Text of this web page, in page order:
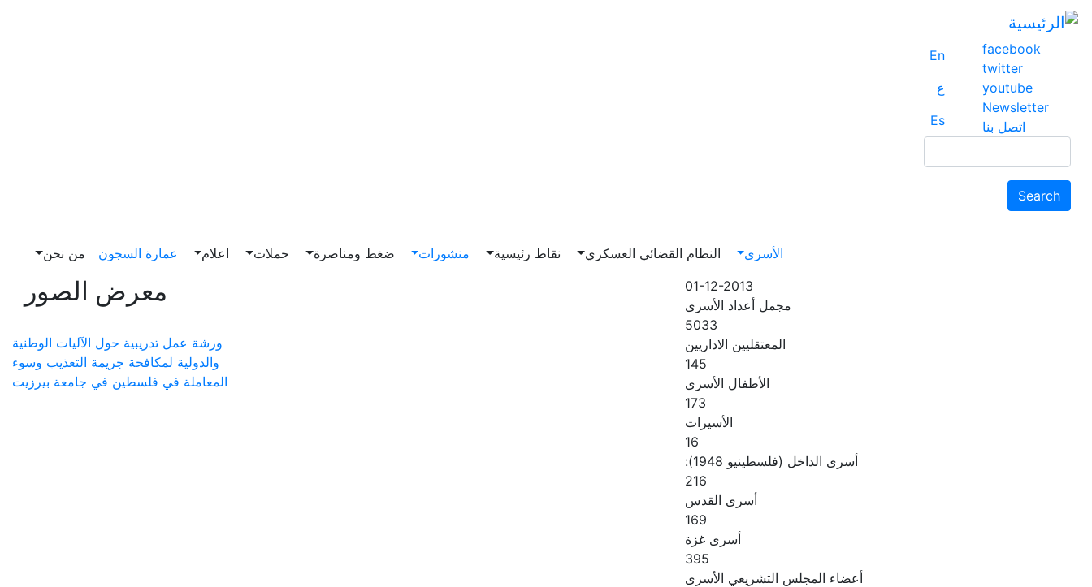
facebook
twitter
youtube
Newsletter
اتصل بنا
En
ع
Es
Search
Main navigation
الأسرى النظام القضائي العسكري نقاط رئيسية منشورات ضغط ومناصرة حملات اعلام عمارة السجون
من نحن
01-12-2013
مجمل أعداد الأسرى
5033
المعتقليين الاداريين
145
الأطفال الأسرى
173
الأسيرات
16
أسرى الداخل (فلسطينيو 1948):
216
أسرى القدس
169
أسرى غزة
395
أعضاء المجلس التشريعي الأسرى
معرض الصور
ورشة عمل تدريبية حول الآليات الوطنية
والدولية لمكافحة جريمة التعذيب وسوء
المعاملة في فلسطين في جامعة بيرزيت